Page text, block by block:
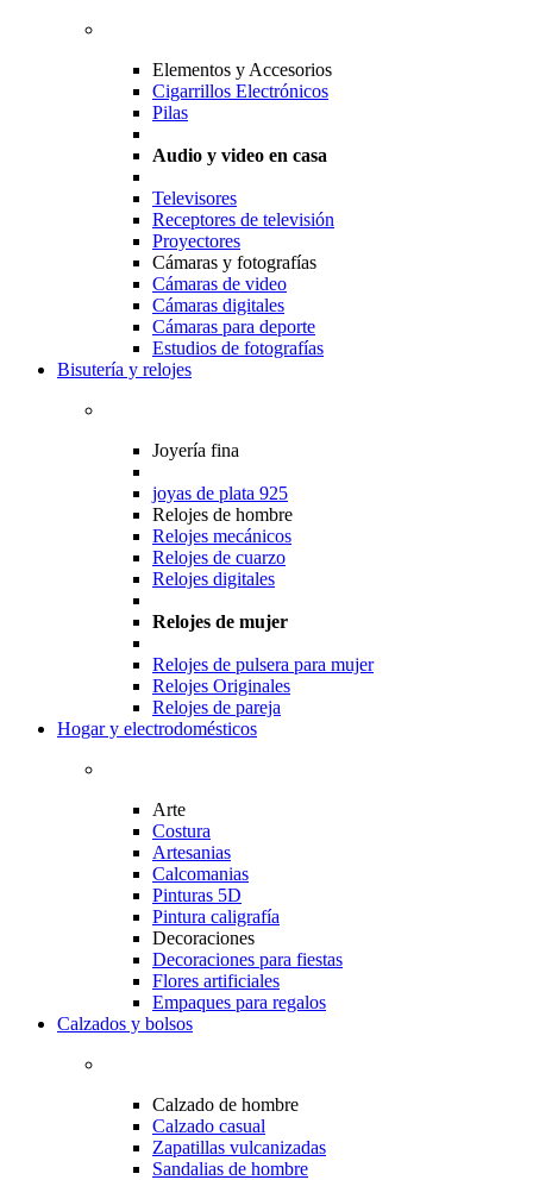
Elementos y Accesorios
Cigarrillos Electrónicos
Pilas
Audio y video en casa
Televisores
Receptores de televisión
Proyectores
Cámaras y fotografías
Cámaras de video
Cámaras digitales
Cámaras para deporte
Estudios de fotografías
Bisutería y relojes
Joyería fina
joyas de plata 925
Relojes de hombre
Relojes mecánicos
Relojes de cuarzo
Relojes digitales
Relojes de mujer
Relojes de pulsera para mujer
Relojes Originales
Relojes de pareja
Hogar y electrodomésticos
Arte
Costura
Artesanias
Calcomanias
Pinturas 5D
Pintura caligrafía
Decoraciones
Decoraciones para fiestas
Flores artificiales
Empaques para regalos
Calzados y bolsos
Calzado de hombre
Calzado casual
Zapatillas vulcanizadas
Sandalias de hombre